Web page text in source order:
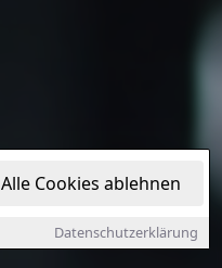
Alle Cookies ablehnen
Datenschutzerklärung